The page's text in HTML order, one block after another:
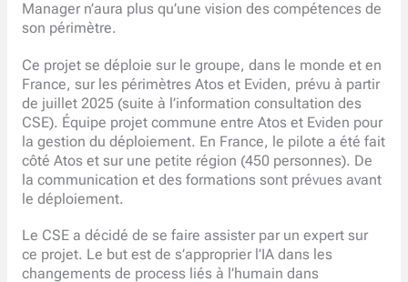
Manager n’aura plus qu’une vision des compétences de
son périmètre.
Ce projet se déploie sur le groupe, dans le monde et en
France, sur les périmètres Atos et Eviden, prévu à partir
de juillet 2025 (suite à l’information consultation des
CSE). Équipe projet commune entre Atos et Eviden pour
la gestion du déploiement. En France, le pilote a été fait
côté Atos et sur une petite région (450 personnes). De
la communication et des formations sont prévues avant
le déploiement.
Le CSE a décidé de se faire assister par un expert sur
ce projet. Le but est de s’approprier l’IA dans les
changements de process liés à l’humain dans